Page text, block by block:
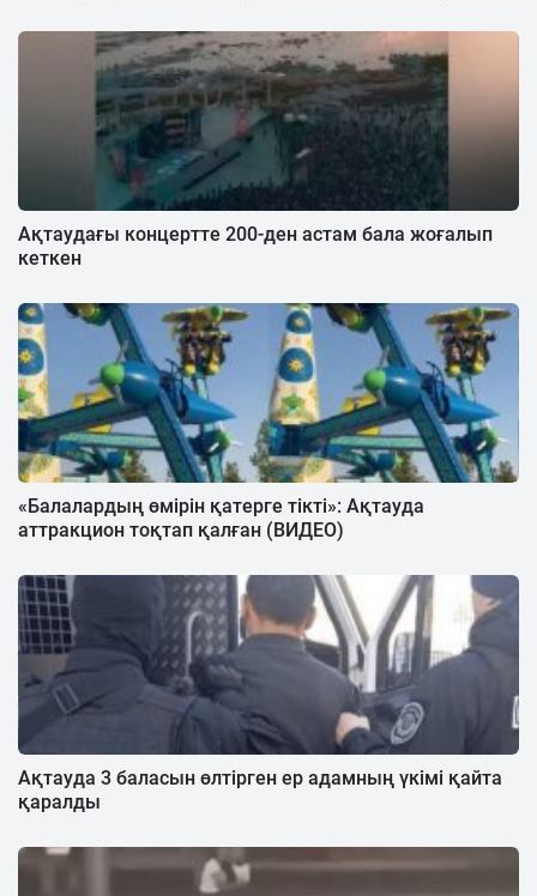
Ақтаудағы концертте 200-ден астам бала жоғалып
кеткен
«Балалардың өмірін қатерге тікті»: Ақтауда
аттракцион тоқтап қалған (ВИДЕО)
Ақтауда 3 баласын өлтірген ер адамның үкімі қайта
қаралды